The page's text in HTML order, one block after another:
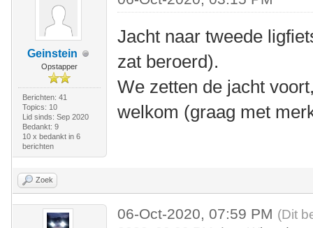
Geinstein
Opstapper
Berichten: 41
Topics: 10
Lid sinds: Sep 2020
Bedankt: 9
10 x bedankt in 6
berichten
Jacht naar tweede
zat beroerd).
We zetten de jacht
welkom (graag met
Zoek
06-Oct-2020, 07:59 PM (Dit